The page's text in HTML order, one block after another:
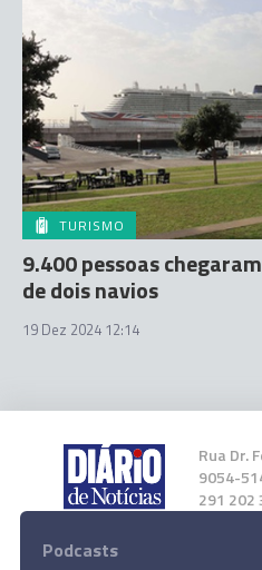
TURISMO
9.400 pessoas
de dois navios
19 Dez 2024 12:14
Rua Dr.
9054-
291 202
Instale a
Podcasts